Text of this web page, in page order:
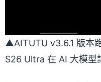
▲AITUTU v3.6.1 版本
S26 Ultra 在 AI 大模型